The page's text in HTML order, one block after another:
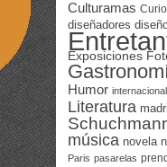
Culturamas
diseñadores
Exposiciones
Humor internacional
Literatura
música novela
Paris pasarelas